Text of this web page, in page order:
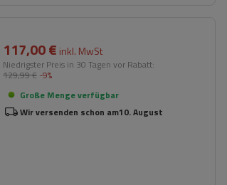
117,00 € inkl. MwSt
Niedrigster Preis in 30 Tagen vor Rabatt:
129,99 € -9%
Große Menge verfügbar
Wir versenden schon am10. August